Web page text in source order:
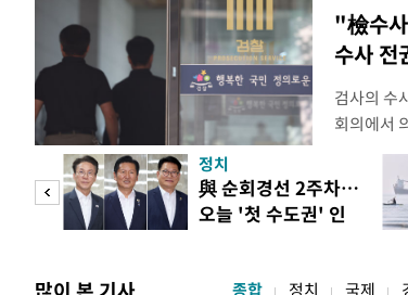
"檢수
수사 전
검사의 수
회의에서
전면 개
사건부터
일 법조계
를 사법경
정치
與 순회경선 2주차…
오늘 '첫 수도권' 인
종합 정치 국제